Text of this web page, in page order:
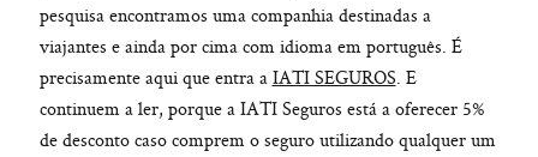
pesquisa encontramos uma companhia destinadas a
viajantes e ainda por cima com idioma em português. É
precisamente aqui que entra aIATI SEGUROS. E
continuem a ler, porque a IATI Seguros está a oferecer 5%
de desconto caso comprem o seguro utilizando qualquer um